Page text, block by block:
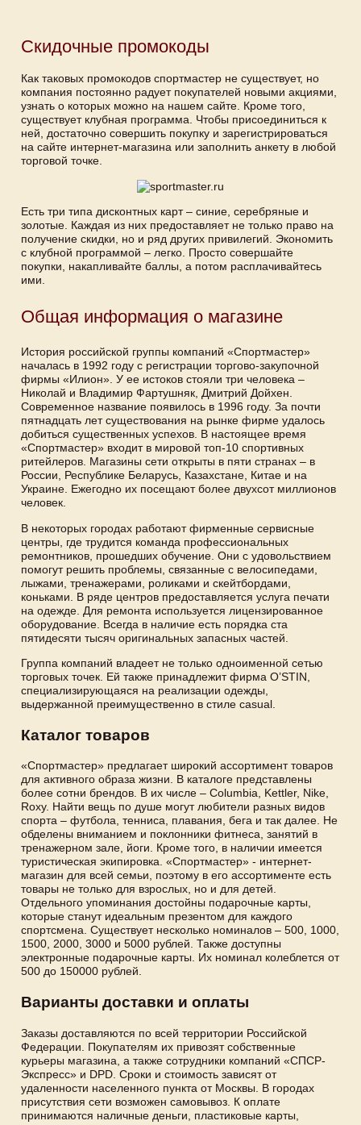
Скидочные промокоды
Как таковых промокодов спортмастер не существует, но
компания постоянно радует покупателей новыми акциями,
узнать о которых можно на нашем сайте. Кроме того,
существует клубная программа. Чтобы присоединиться к
ней, достаточно совершить покупку и зарегистрироваться
на сайте интернет-магазина или заполнить анкету в любой
торговой точке.
Есть три типа дисконтных карт – синие, серебряные и
золотые. Каждая из них предоставляет не только право на
получение скидки, но и ряд других привилегий. Экономить
с клубной программой – легко. Просто совершайте
покупки, накапливайте баллы, а потом расплачивайтесь
ими.
Общая информация о магазине
История российской группы компаний «Спортмастер»
началась в 1992 году с регистрации торгово-закупочной
фирмы «Илион». У ее истоков стояли три человека –
Николай и Владимир Фартушняк, Дмитрий Дойхен.
Современное название появилось в 1996 году. За почти
пятнадцать лет существования на рынке фирме удалось
добиться существенных успехов. В настоящее время
«Спортмастер» входит в мировой топ-10 спортивных
ритейлеров. Магазины сети открыты в пяти странах – в
России, Республике Беларусь, Казахстане, Китае и на
Украине. Ежегодно их посещают более двухсот миллионов
человек.
В некоторых городах работают фирменные сервисные
центры, где трудится команда профессиональных
ремонтников, прошедших обучение. Они с удовольствием
помогут решить проблемы, связанные с велосипедами,
лыжами, тренажерами, роликами и скейтбордами,
коньками. В ряде центров предоставляется услуга печати
на одежде. Для ремонта используется лицензированное
оборудование. Всегда в наличие есть порядка ста
пятидесяти тысяч оригинальных запасных частей.
Группа компаний владеет не только одноименной сетью
торговых точек. Ей также принадлежит фирма O’STIN,
специализирующаяся на реализации одежды,
выдержанной преимущественно в стиле casual.
Каталог товаров
«Спортмастер» предлагает широкий ассортимент товаров
для активного образа жизни. В каталоге представлены
более сотни брендов. В их числе – Columbia, Kettler, Nike,
Roxy. Найти вещь по душе могут любители разных видов
спорта – футбола, тенниса, плавания, бега и так далее. Не
обделены вниманием и поклонники фитнеса, занятий в
тренажерном зале, йоги. Кроме того, в наличии имеется
туристическая экипировка. «Спортмастер» - интернет-
магазин для всей семьи, поэтому в его ассортименте есть
товары не только для взрослых, но и для детей.
Отдельного упоминания достойны подарочные карты,
которые станут идеальным презентом для каждого
спортсмена. Существует несколько номиналов – 500, 1000,
1500, 2000, 3000 и 5000 рублей. Также доступны
электронные подарочные карты. Их номинал колеблется от
500 до 150000 рублей.
Варианты доставки и оплаты
Заказы доставляются по всей территории Российской
Федерации. Покупателям их привозят собственные
курьеры магазина, а также сотрудники компаний «СПСР-
Экспресс» и DPD. Сроки и стоимость зависят от
удаленности населенного пункта от Москвы. В городах
присутствия сети возможен самовывоз. К оплате
принимаются наличные деньги, пластиковые карты,